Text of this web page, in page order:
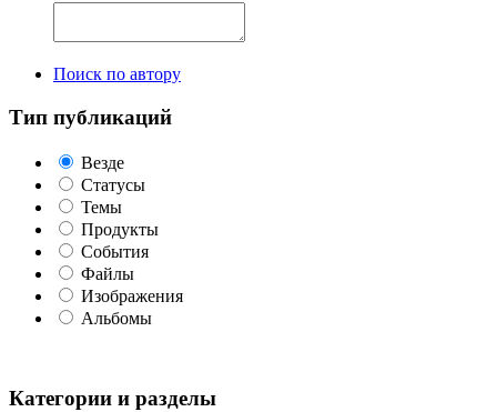
Поиск по автору
Тип публикаций
Везде
Статусы
Темы
Продукты
События
Файлы
Изображения
Альбомы
Категории и разделы